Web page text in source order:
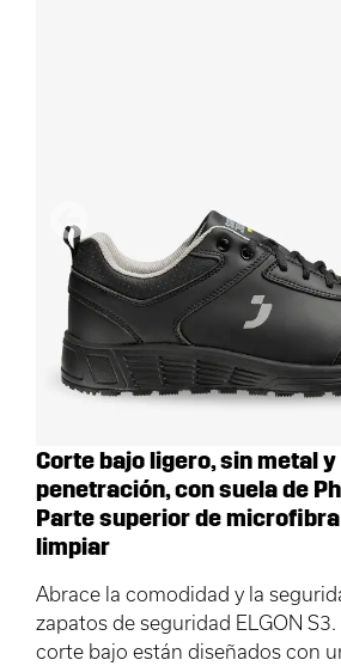
Anterior
Corte bajo ligero, sin metal
penetración, con suela de
Parte superior de
limpiar
Abrace la comodidad y la
zapatos de seguridad ELGON
corte bajo están diseñados con